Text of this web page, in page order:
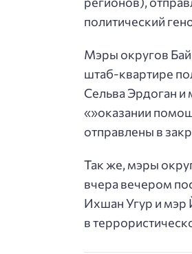
политический
Мэры округов
штаб-квартире
Сельва Эрдоган
«»оказании
отправлены в
Так же, мэры
вчера вечером
Ихшан Угур и мэр
в